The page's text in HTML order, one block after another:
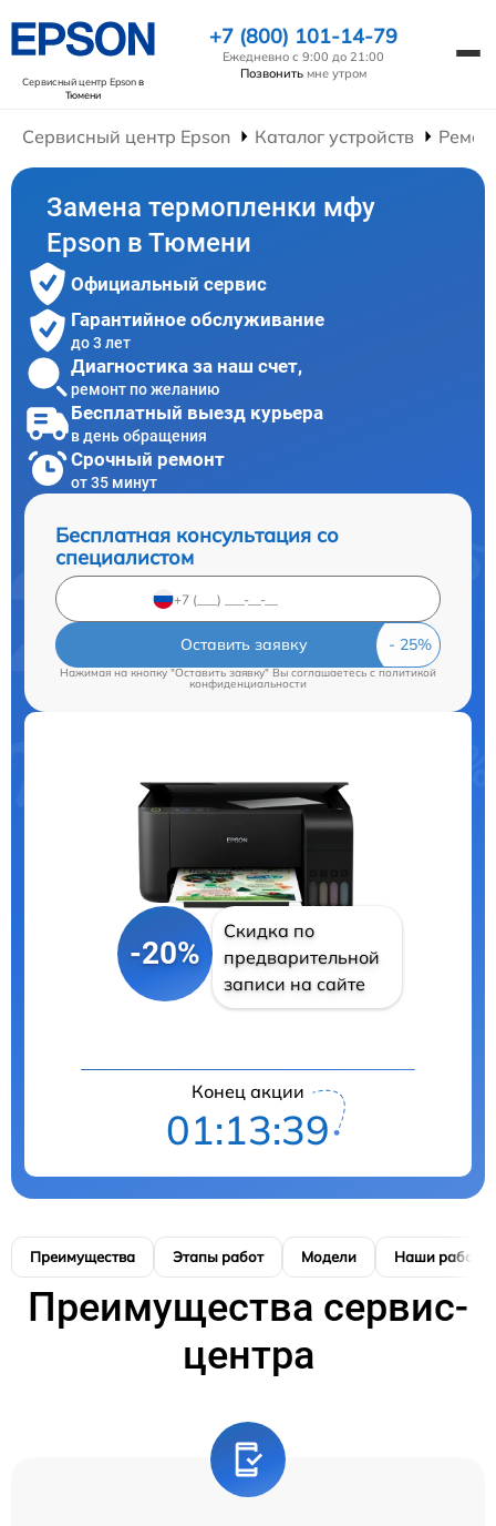
Сервисный центр Epsonв
Тюмени
+7 (800) 101-14-79
Ежедневно с 9:00 до 21:00
Позвонить мне утром
Сервисный центр Epson Каталог устройств
Замена термопленки мфу
Epson в Тюмени
Официальный сервис
Гарантийное обслуживание
до 3 лет
Диагностика за наш счет,
ремонт по желанию
Бесплатный выезд курьера
в день обращения
Срочный ремонт
от 35 минут
Бесплатная консультация со
специалистом
Оставить заявку
Нажимая на кнопку "Оставить заявку" Вы соглашаетесь cполитикой
конфиденциальности
-20%
Скидка по
предварительной
записи на сайте
Конец акции
01:13:38
Преимущества Этапы работ Модели Наши работы
Преимущества сервис-
центра